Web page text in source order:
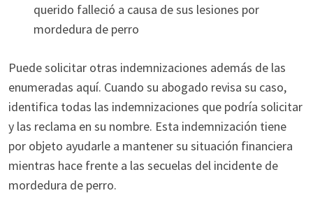
querido falleció a causa de sus lesiones por
mordedura de perro
Puede solicitar otras indemnizaciones además de las
enumeradas aquí. Cuando su abogado revisa su caso,
identifica todas las indemnizaciones que podría solicitar
y las reclama en su nombre. Esta indemnización tiene
por objeto ayudarle a mantener su situación financiera
mientras hace frente a las secuelas del incidente de
mordedura de perro.